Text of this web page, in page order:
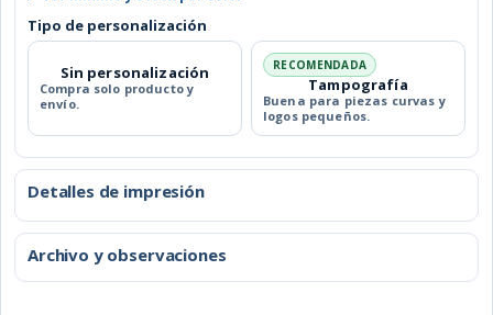
Tipo de personalización
Sin personalización
Compra solo producto y
envío.
RECOMENDADA
Tampografía
Buena para piezas curvas y
logos pequeños.
Detalles de impresión
Archivo y observaciones